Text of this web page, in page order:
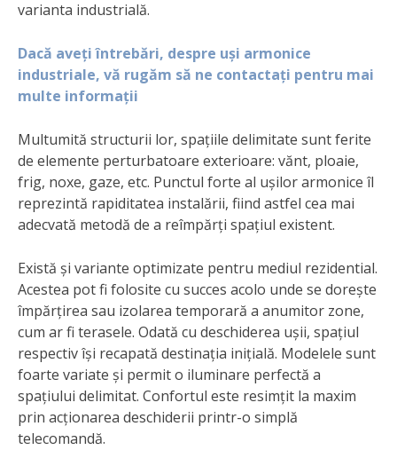
varianta industrială.
Dacă aveți întrebări, despre uși armonice
industriale, vă rugăm să ne contactați pentru mai
multe informații
Multumită structurii lor, spațiile delimitate sunt ferite
de elemente perturbatoare exterioare: vănt, ploaie,
frig, noxe, gaze, etc. Punctul forte al ușilor armonice îl
reprezintă rapiditatea instalării, fiind astfel cea mai
adecvată metodă de a reîmpărți spațiul existent.
Există și variante optimizate pentru mediul rezidential.
Acestea pot fi folosite cu succes acolo unde se dorește
împărțirea sau izolarea temporară a anumitor zone,
cum ar fi terasele. Odată cu deschiderea ușii, spațiul
respectiv își recapată destinația inițială. Modelele sunt
foarte variate și permit o iluminare perfectă a
spațiului delimitat. Confortul este resimțit la maxim
prin acționarea deschiderii printr-o simplă
telecomandă.